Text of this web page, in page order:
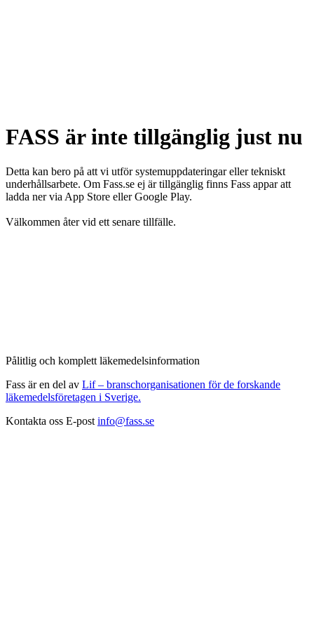
FASS är inte tillgänglig just nu
Detta kan bero på att vi utför systemuppdateringar eller tekniskt
underhållsarbete. Om Fass.se ej är tillgänglig finns Fass appar att
ladda ner via App Store eller Google Play.
Välkommen åter vid ett senare tillfälle.
Pålitlig och komplett läkemedelsinformation
Fass är en del av Lif – branschorganisationen för de forskande
läkemedelsföretagen i Sverige.
Kontakta oss E-post info@fass.se